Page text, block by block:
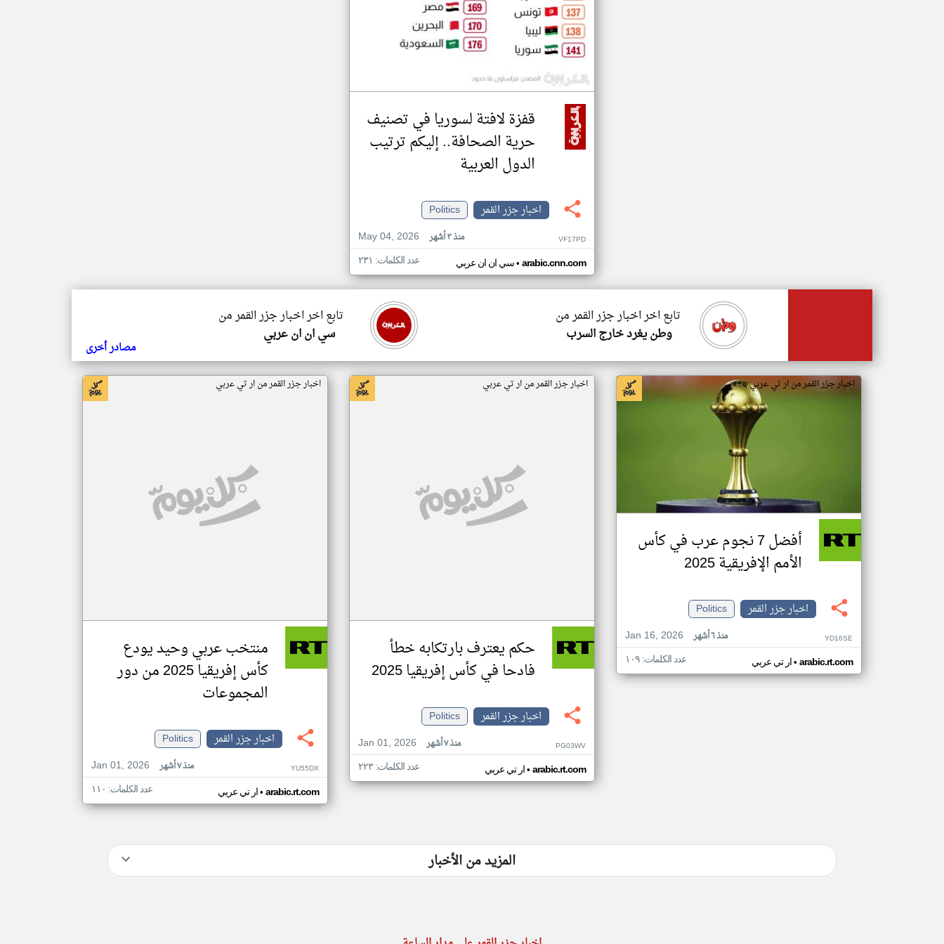
قفزة لافتة لسوريا في تصنيف
حرية الصحافة.. إليكم ترتيب
الدول العربية
اخبار جزر القمر
Politics
May 04, 2026
منذ ٣ أشهر VF17PD
سي ان ان عربي• arabic.cnn.com عدد الكلمات: ٢٣١
تابع اخر اخبار جزر القمر من
سي ان ان عربي
تابع اخر اخبار جزر القمر من
وطن يغرد خارج السرب
مصادر أخرى
اخبار جزر القمر من ار تي عربي
أفضل 7 نجوم عرب في كأس
الأمم الإفريقية 2025
اخبار جزر القمر
Politics
Jan 16, 2026
منذ ٦ أشهر YD16SE
ار تي عربي• arabic.rt.com عدد الكلمات: ١٠٩
اخبار جزر القمر من ار تي عربي
حكم يعترف بارتكابه خطأ
فادحا في كأس إفريقيا 2025
اخبار جزر القمر
Politics
Jan 01, 2026
منذ ٧ أشهر PG03WV
ار تي عربي• arabic.rt.com عدد الكلمات: ٢٢٣
اخبار جزر القمر من ار تي عربي
منتخب عربي وحيد يودع
كأس إفريقيا 2025 من دور
المجموعات
اخبار جزر القمر
Politics
Jan 01, 2026
منذ ٧ أشهر YU55DX
ار تي عربي• arabic.rt.com عدد الكلمات: ١١٠
المزيد من الأخبار